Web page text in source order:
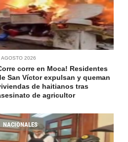
AGOSTO 2026
corre en Moca! Residentes
San Víctor expulsan y queman
de haitianos tras
de agricultor
NACIONALES